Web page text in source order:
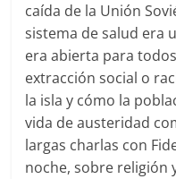
caída de la Unión
sistema de salud era
era abierta para
extracción social o
la isla y cómo la
vida de austeridad
largas charlas con
noche, sobre religión